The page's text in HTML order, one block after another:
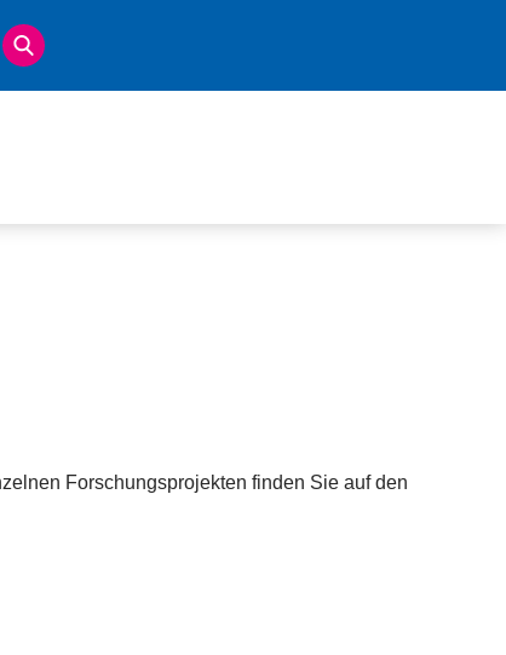
Forschungsprojekten finden Sie auf den